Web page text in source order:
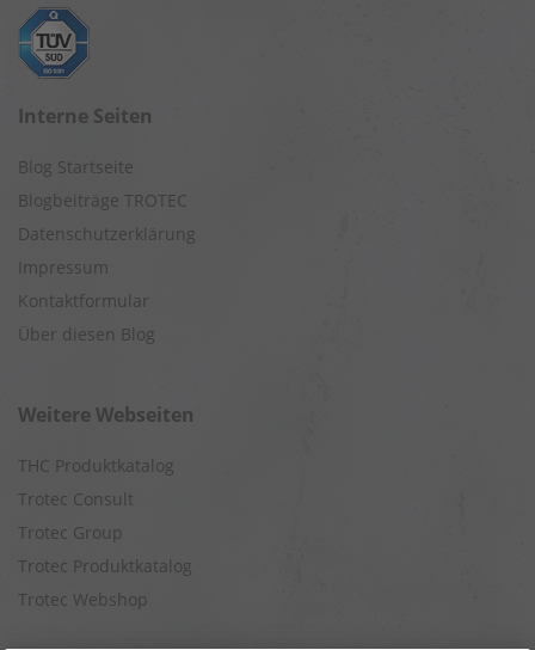
Interne Seiten
Blog Startseite
Blogbeiträge TROTEC
Datenschutzerklärung
Impressum
Kontaktformular
Über diesen Blog
Weitere Webseiten
THC Produktkatalog
Trotec Consult
Trotec Group
Trotec Produktkatalog
Trotec Webshop